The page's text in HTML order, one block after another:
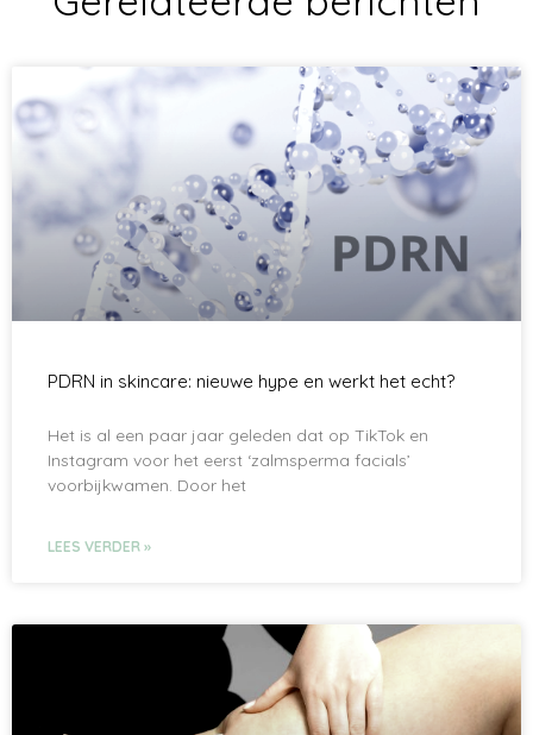
PDRN in skincare: nieuwe hype en werkt het echt?
Het is al een paar jaar geleden dat op TikTok en
Instagram voor het eerst ‘zalmsperma facials’
voorbijkwamen. Door het
LEES VERDER »